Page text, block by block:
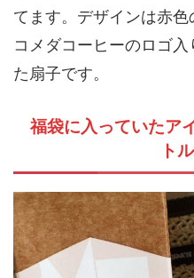
てます。デザインは赤
コメダコーヒーのロゴ
た扇子です。
福袋に入っていたア
ト